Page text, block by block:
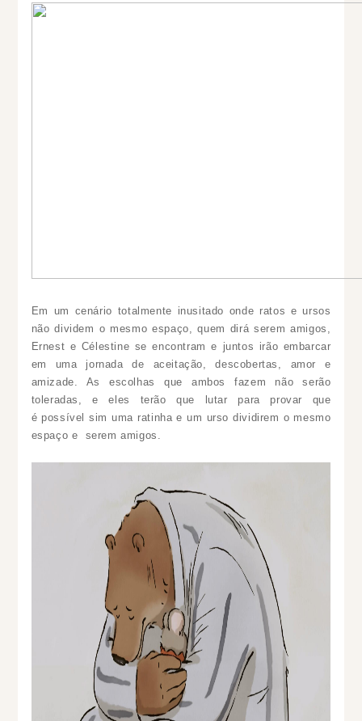
Em um cenário totalmente inusitado onde ratos e ursos
não dividem o mesmo espaço, quem dirá serem amigos,
Ernest e Célestine se encontram e juntos irão embarcar
em uma jornada de aceitação, descobertas, amor e
amizade. As escolhas que ambos fazem não serão
toleradas, e eles terão que lutar para provar que
é possível sim uma ratinha e um urso dividirem o mesmo
espaço e serem amigos.